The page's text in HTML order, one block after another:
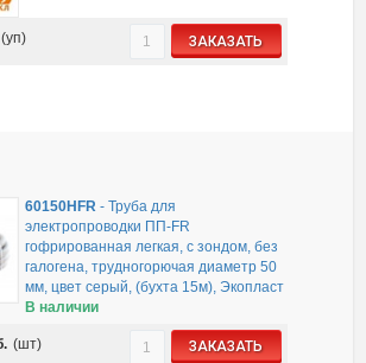
(уп) ЗАКАЗАТЬ
60150HFR -Труба для
электропроводки ПП-FR
гофрированная легкая, с зондом, без
галогена, трудногорючая диаметр 50
мм, цвет серый, (бухта 15м), Экопласт
В наличии
(шт) ЗАКАЗАТЬ